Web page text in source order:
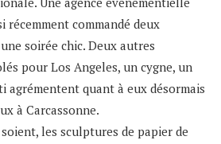
commandé deux
soirée chic. Deux autres
pour Los Angeles, un cygne, un
agrémentent quant à eux désormais
à Carcassonne.
les sculptures de papier de